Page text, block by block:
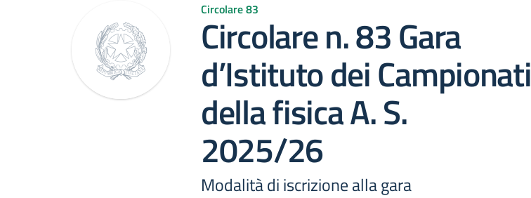
Circolare 83
Circolare n. 83 Gara
d’Istituto dei Campionati
della fisica A. S.
2025/26
Modalità di iscrizione alla gara